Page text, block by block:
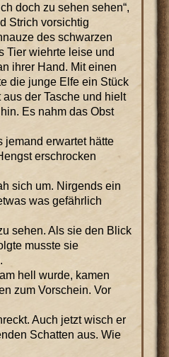
doch zu sehen sehen“,
Strich vorsichtig
des schwarzen
Tier wiehrte leise und
ihrer Hand. Mit einen
die junge Elfe ein Stück
aus der Tasche und hielt
Es nahm das Obst
jemand erwartet hätte
erschrocken
sich um. Nirgends ein
was gefährlich
sehen. Als sie den Blick
musste sie
hell wurde, kamen
zum Vorschein. Vor
Auch jetzt wisch er
Schatten aus. Wie